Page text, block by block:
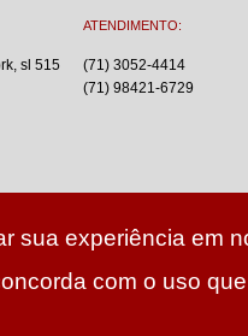
sl 515
ATENDIMENTO:
(71) 3052-4414
(71) 98421-6729
2026 - Instituto dos
sua experiência em
com o uso